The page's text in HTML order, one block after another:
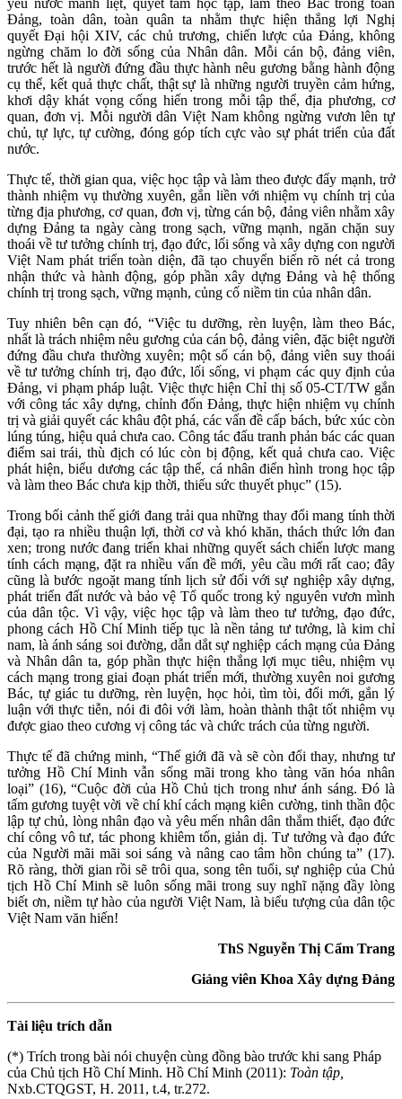
Đảng, toàn dân, toàn quân ta nhằm thực hiện thắng lợi Nghị
quyết Đại hội XIV, các chủ trương, chiến lược của Đảng, không
ngừng chăm lo đời sống của Nhân dân. Mỗi cán bộ, đảng viên,
trước hết là người đứng đầu thực hành nêu gương bằng hành động
cụ thể, kết quả thực chất, thật sự là những người truyền cảm hứng,
khơi dậy khát vọng cống hiến trong mỗi tập thể, địa phương, cơ
quan, đơn vị. Mỗi người dân Việt Nam không ngừng vươn lên tự
chủ, tự lực, tự cường, đóng góp tích cực vào sự phát triển của đất
nước.
Thực tế, thời gian qua, việc học tập và làm theo được đẩy mạnh, trở
thành nhiệm vụ thường xuyên, gắn liền với nhiệm vụ chính trị của
từng địa phương, cơ quan, đơn vị, từng cán bộ, đảng viên nhằm xây
dựng Đảng ta ngày càng trong sạch, vững mạnh, ngăn chặn suy
thoái về tư tưởng chính trị, đạo đức, lối sống và xây dựng con người
Việt Nam phát triển toàn diện, đã tạo chuyển biến rõ nét cả trong
nhận thức và hành động, góp phần xây dựng Đảng và hệ thống
chính trị trong sạch, vững mạnh, củng cố niềm tin của nhân dân.
Tuy nhiên bên cạn đó, “Việc tu dưỡng, rèn luyện, làm theo Bác,
nhất là trách nhiệm nêu gương của cán bộ, đảng viên, đặc biệt người
đứng đầu chưa thường xuyên; một số cán bộ, đảng viên suy thoái
về tư tưởng chính trị, đạo đức, lối sống, vi phạm các quy định của
Đảng, vi phạm pháp luật. Việc thực hiện Chỉ thị số 05-CT/TW gắn
với công tác xây dựng, chỉnh đốn Đảng, thực hiện nhiệm vụ chính
trị và giải quyết các khâu đột phá, các vấn đề cấp bách, bức xúc còn
lúng túng, hiệu quả chưa cao. Công tác đấu tranh phản bác các quan
điểm sai trái, thù địch có lúc còn bị động, kết quả chưa cao. Việc
phát hiện, biểu dương các tập thể, cá nhân điển hình trong học tập
và làm theo Bác chưa kịp thời, thiếu sức thuyết phục” (15).
Trong bối cảnh thế giới đang trải qua những thay đổi mang tính thời
đại, tạo ra nhiều thuận lợi, thời cơ và khó khăn, thách thức lớn đan
xen; trong nước đang triển khai những quyết sách chiến lược mang
tính cách mạng, đặt ra nhiều vấn đề mới, yêu cầu mới rất cao; đây
cũng là bước ngoặt mang tính lịch sử đối với sự nghiệp xây dựng,
phát triển đất nước và bảo vệ Tổ quốc trong kỷ nguyên vươn mình
của dân tộc. Vì vậy, việc học tập và làm theo tư tưởng, đạo đức,
phong cách Hồ Chí Minh tiếp tục là nền tảng tư tưởng, là kim chỉ
nam, là ánh sáng soi đường, dẫn dắt sự nghiệp cách mạng của Đảng
và Nhân dân ta, góp phần thực hiện thắng lợi mục tiêu, nhiệm vụ
cách mạng trong giai đoạn phát triển mới, thường xuyên noi gương
Bác, tự giác tu dưỡng, rèn luyện, học hỏi, tìm tòi, đổi mới, gắn lý
luận với thực tiễn, nói đi đôi với làm, hoàn thành thật tốt nhiệm vụ
được giao theo cương vị công tác và chức trách của từng người.
Thực tế đã chứng minh, “Thế giới đã và sẽ còn đổi thay, nhưng tư
tưởng Hồ Chí Minh vẫn sống mãi trong kho tàng văn hóa nhân
loại” (16), “Cuộc đời của Hồ Chủ tịch trong như ánh sáng. Đó là
tấm gương tuyệt vời về chí khí cách mạng kiên cường, tinh thần độc
lập tự chủ, lòng nhân đạo và yêu mến nhân dân thắm thiết, đạo đức
chí công vô tư, tác phong khiêm tốn, giản dị. Tư tưởng và đạo đức
của Người mãi mãi soi sáng và nâng cao tâm hồn chúng ta” (17).
Rõ ràng, thời gian rồi sẽ trôi qua, song tên tuổi, sự nghiệp của Chủ
tịch Hồ Chí Minh sẽ luôn sống mãi trong suy nghĩ nặng đầy lòng
biết ơn, niềm tự hào của người Việt Nam, là biểu tượng của dân tộc
Việt Nam văn hiến!
ThS Nguyễn Thị Cẩm Trang
Giảng viên Khoa Xây dựng Đảng
Tài liệu trích dẫn
(*) Trích trong bài nói chuyện cùng đồng bào trước khi sang Pháp
của Chủ tịch Hồ Chí Minh. Hồ Chí Minh (2011): Toàn tập,
Nxb.CTQGST, H. 2011, t.4, tr.272.